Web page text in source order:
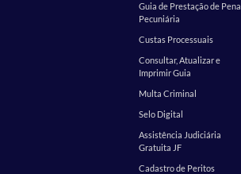
Guia de Prestação de Pena
Pecuniária
Custas Processuais
Consultar, Atualizar e
Imprimir Guia
Multa Criminal
Selo Digital
Assistência Judiciária
Gratuita JF
Cadastro de Peritos